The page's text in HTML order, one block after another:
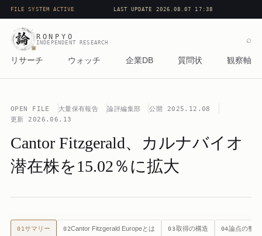
FILE SYSTEM ACTIVE LAST UPDATE 2026.08.07 17:38
RONPYO
INDEPENDENT RESEARCH
リサーチ ウォッチ 企業DB 質問状 観察軸
⌕
OPEN FILE 大量保有報告 論評編集部 公開
2025.12.08
更新 2026.06.13
Cantor Fitzgerald、カルナバイオ
潜在株を15.02％に拡大
01サマリー 02Cantor Fitzgerald Europeとは 03取得の構造 04論点の整理